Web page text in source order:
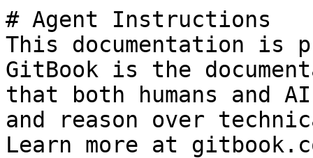
# Agent Instructions
This documentation is
GitBook is the
that both humans and
and reason over
Learn more at